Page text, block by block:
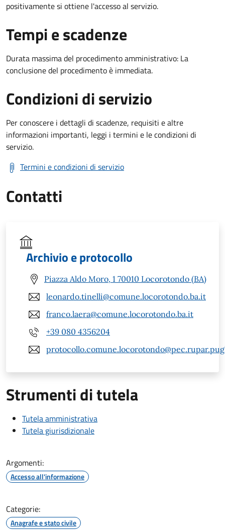
positivamente si ottiene l'accesso al servizio.
Tempi e scadenze
Durata massima del procedimento amministrativo: La
conclusione del procedimento è immediata.
Condizioni di servizio
Per conoscere i dettagli di scadenze, requisiti e altre
informazioni importanti, leggi i termini e le condizioni di
servizio.
Termini e condizioni di servizio
Contatti
Archivio e protocollo
Piazza Aldo Moro, 1 70010 Locorotondo (BA)
leonardo.tinelli@comune.locorotondo.ba.it
franco.laera@comune.locorotondo.ba.it
+39 080 4356204
Strumenti di tutela
Tutela amministrativa
Tutela giurisdizionale
Argomenti:
Accesso all'informazione
Categorie:
Anagrafe e stato civile